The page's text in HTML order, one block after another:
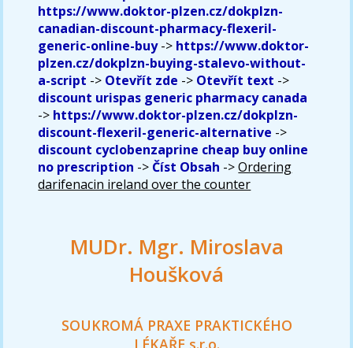
https://www.doktor-plzen.cz/dokplzn-
canadian-discount-pharmacy-flexeril-
generic-online-buy-> https://www.doktor-
plzen.cz/dokplzn-buying-stalevo-without-
a-script -> Otevřít zde -> Otevřít text ->
discount urispas generic pharmacy canada
-> https://www.doktor-plzen.cz/dokplzn-
discount-flexeril-generic-alternative ->
discount cyclobenzaprine cheap buy online
no prescription -> Číst Obsah ->Ordering
darifenacin ireland over the counter
MUDr. Mgr. Miroslava
Houšková
SOUKROMÁ PRAXE PRAKTICKÉHO
LÉKAŘE s.r.o.